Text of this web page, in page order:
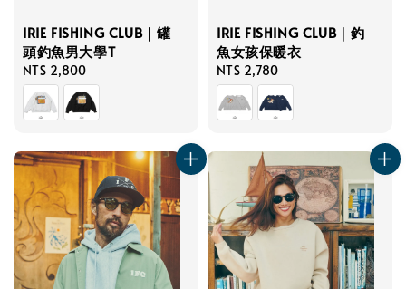
IRIE FISHING CLUB｜罐
頭釣魚男大學T
Regular
price
NT$ 2,800
IRIE FISHING CLUB｜釣
魚女孩保暖衣
Regular
price
NT$ 2,780